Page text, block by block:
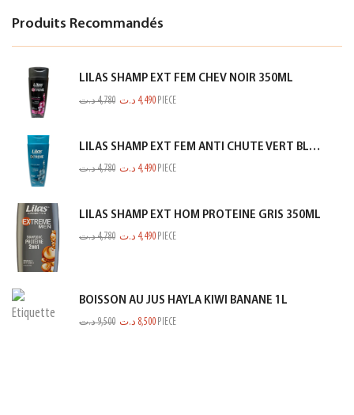
Produits Recommandés
LILAS SHAMP EXT FEM CHEV NOIR 350ML
4,780د.ت 4,490 د.ت PIECE
LILAS SHAMP EXT FEM ANTI CHUTE VERT BLEUTE 350ML
4,780د.ت 4,490 د.ت PIECE
LILAS SHAMP EXT HOM PROTEINE GRIS 350ML
4,780د.ت 4,490 د.ت PIECE
BOISSON AU JUS HAYLA KIWI BANANE 1L
9,500د.ت 8,500 د.ت PIECE